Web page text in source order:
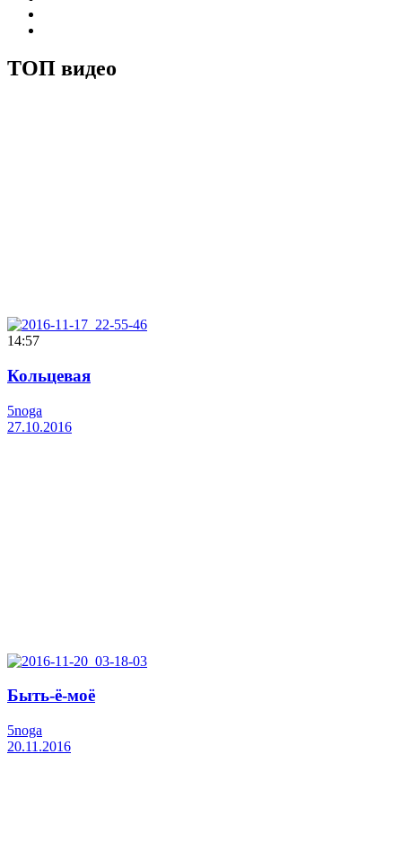
ТОП видео
14:57
Кольцевая
5noga
27.10.2016
Быть-ё-моё
5noga
20.11.2016